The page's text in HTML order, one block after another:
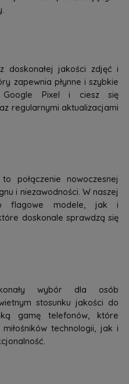
doskonałej jakości zdjęć i
zapewnia płynne i szybkie
Google Pixel i ciesz się
regularnymi aktualizacjami
połączenie nowoczesnej
i niezawodności. W naszej
flagowe modele, jak i
doskonale sprawdzą się
wybór dla osób
stosunku jakości do
gamę telefonów, które
technologii, jak i